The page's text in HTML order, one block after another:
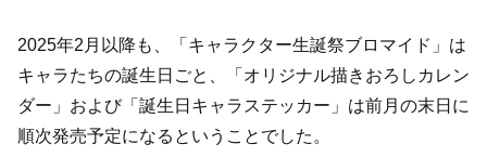
2025年2月以降も、「キャラクター生誕祭ブロマイド」は
キャラたちの誕生日ごと、「オリジナル描きおろしカレン
ダー」および「誕生日キャラステッカー」は前月の末日に
順次発売予定になるということでした。